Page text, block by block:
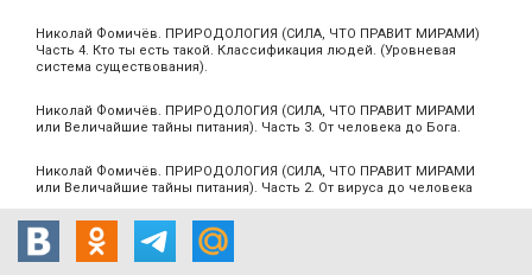
Николай Фомичёв. ПРИРОДОЛОГИЯ (СИЛА, ЧТО ПРАВИТ МИРАМИ)
Часть 4. Кто ты есть такой. Классификация людей. (Уровневая
система существования).
Николай Фомичёв. ПРИРОДОЛОГИЯ (СИЛА, ЧТО ПРАВИТ МИРАМИ
или Величайшие тайны питания). Часть 3. От человека до Бога.
Николай Фомичёв. ПРИРОДОЛОГИЯ (СИЛА, ЧТО ПРАВИТ МИРАМИ
или Величайшие тайны питания). Часть 2. От вируса до человека